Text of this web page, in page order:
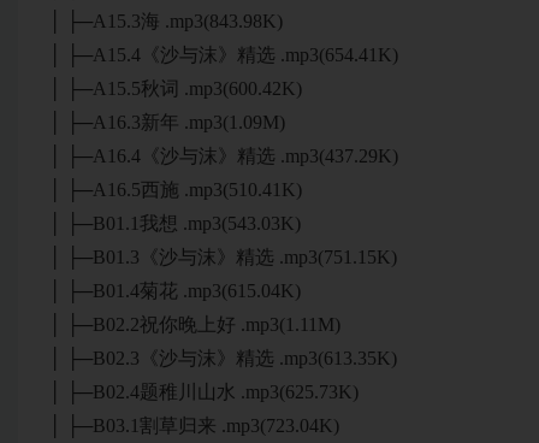
│ ├─A15.3海 .mp3(843.98K)
│ ├─A15.4《沙与沫》精选 .mp3(654.41K)
│ ├─A15.5秋词 .mp3(600.42K)
│ ├─A16.3新年 .mp3(1.09M)
│ ├─A16.4《沙与沫》精选 .mp3(437.29K)
│ ├─A16.5西施 .mp3(510.41K)
│ ├─B01.1我想 .mp3(543.03K)
│ ├─B01.3《沙与沫》精选 .mp3(751.15K)
│ ├─B01.4菊花 .mp3(615.04K)
│ ├─B02.2祝你晚上好 .mp3(1.11M)
│ ├─B02.3《沙与沫》精选 .mp3(613.35K)
│ ├─B02.4题稚川山水 .mp3(625.73K)
│ ├─B03.1割草归来 .mp3(723.04K)